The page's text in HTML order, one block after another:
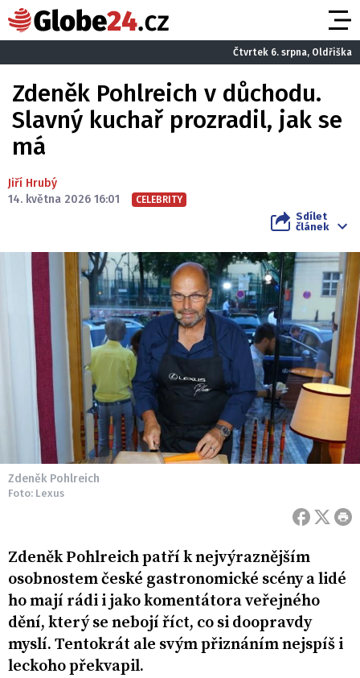
Čtvrtek 6. srpna, Oldřiška
Zdeněk Pohlreich v důchodu.
Slavný kuchař prozradil, jak se
má
Jiří Hrubý
14. května 2026 16:01
CELEBRITY
Sdílet
článek
Zdeněk Pohlreich
Foto: Lexus
Zdeněk Pohlreich patří k nejvýraznějším
osobnostem české gastronomické scény a lidé
ho mají rádi i jako komentátora veřejného
dění, který se nebojí říct, co si doopravdy
myslí. Tentokrát ale svým přiznáním nejspíš i
leckoho překvapil.